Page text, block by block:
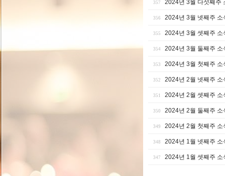
357 2024년 3월 다섯째주
356 2024년 3월 넷째주 소
355 2024년 3월 셋째주 소
354 2024년 3월 둘째주 소
353 2024년 3월 첫째주 소
352 2024년 2월 넷째주 소
351 2024년 2월 셋째주 소
350 2024년 2월 둘째주 소
349 2024년 2월 첫째주 소
348 2024년 1월 넷째주 소
347 2024년 1월 셋째주 소